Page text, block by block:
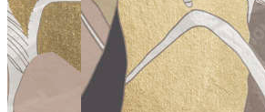
SW06004
SW06004
艺术花片